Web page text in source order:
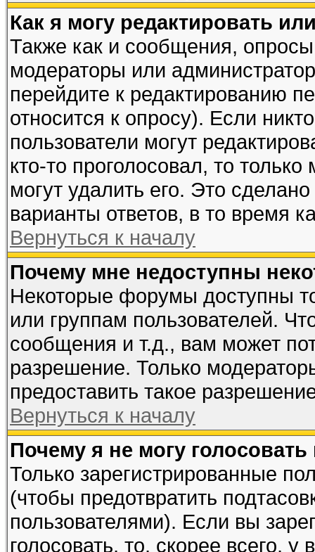
Как я могу редактировать
Также как и сообщения, опросы
модераторы или
перейдите к редактированию
относится к опросу). Если
пользователи могут
кто-то проголосовал, то
могут удалить его. Это
варианты ответов, в то время
Вернуться к началу
Почему мне недоступны
Некоторые форумы доступны
или группам пользователей.
сообщения и т.д., вам может
разрешение. Только
предоставить такое
Вернуться к началу
Почему я не могу
Только зарегистрированные
(чтобы предотвратить
пользователями). Если вы
голосовать, то, скорее всего,